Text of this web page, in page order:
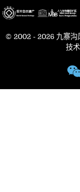
© 2002 - 2026 九寨沟
技